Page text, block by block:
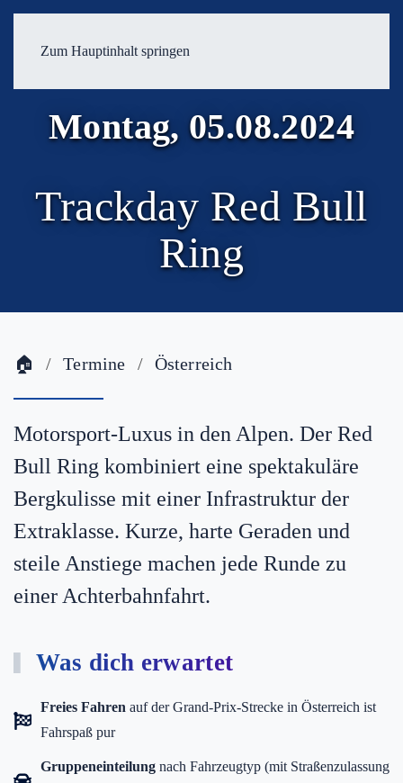
Zum Hauptinhalt springen
Montag, 05.08.2024
Trackday Red Bull
Ring
🏠 Termine Österreich
Motorsport-Luxus in den Alpen. Der Red
Bull Ring kombiniert eine spektakuläre
Bergkulisse mit einer Infrastruktur der
Extraklasse. Kurze, harte Geraden und
steile Anstiege machen jede Runde zu
einer Achterbahnfahrt.
Was dich erwartet
Freies Fahren auf der Grand-Prix-Strecke in Österreich ist
Fahrspaß pur
Gruppeneinteilung nach Fahrzeugtyp (mit Straßenzulassung